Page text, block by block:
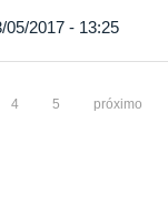
05/2017 - 13:25
4 5 próximo